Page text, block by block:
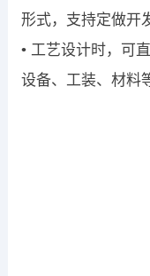
形式，支持定做开
• 工艺设计时，可
设备、工装、材料